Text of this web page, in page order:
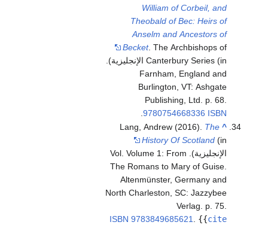
William of Corbeil, and
Theobald of Bec: Heirs of
Anselm and Ancestors of
Becket. The Archbishops of
Canterbury Series (in الإنجليزية).
Farnham, England and
Burlington, VT: Ashgate
Publishing, Ltd. p. 68.
ISBN
9780754668336
.
^
Lang, Andrew (2016). The
History Of Scotland (in
الإنجليزية). Vol. Volume 1: From
The Romans to Mary of Guise.
Altenmünster, Germany and
North Charleston, SC: Jazzybee
Verlag. p. 75.
ISBN 9783849685621. {{cite